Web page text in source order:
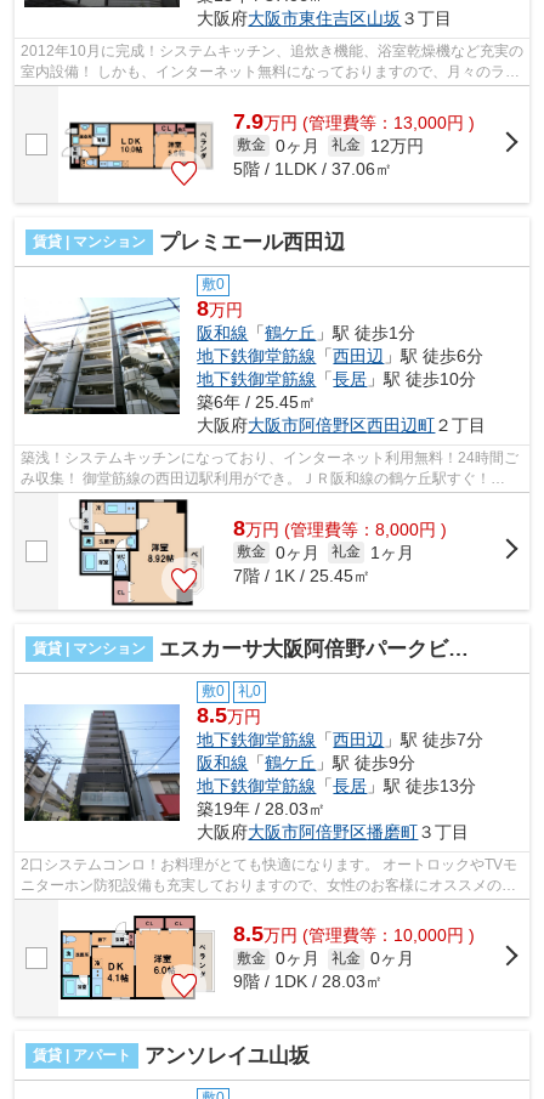
大阪府大阪市東住吉区山坂 ３丁目
2012年10月に完成！システムキッチン、追炊き機能、浴室乾燥機など充実の
室内設備！ しかも、インターネット無料になっておりますので、月々のラン
7.9万円 (管理費等：13,000円 )
敷金 0ヶ月 礼金
12万円
5階 / 1LDK / 37.06㎡
賃貸 | マンション プレミエール西田辺
敷0
8万円
阪和線 「鶴ケ丘 」駅 徒歩1分
地下鉄御堂筋線 「西田辺 」駅 徒歩6分
地下鉄御堂筋線 「長居 」駅 徒歩10分
築6年 / 25.45㎡
大阪府大阪市阿倍野区西田辺町２丁目
築浅！システムキッチンになっており、インターネット利用無料！24時間ご
み収集！ 御堂筋線の西田辺駅利用ができ。ＪＲ阪和線の鶴ケ丘駅すぐ！
■□■□■□■□■□■□■□■□■□■□■□■□■□■□■□■□■□■...
8万円 (管理費等：8,000円 )
敷金 0ヶ月 礼金
1ヶ月
7階 / 1K / 25.45㎡
賃貸 | マンション エスカーサ大阪阿倍野パークビュー
敷0 礼0
8.5万円
地下鉄御堂筋線 「西田辺 」駅 徒歩7分
阪和線 「鶴ケ丘 」駅 徒歩9分
地下鉄御堂筋線 「長居 」駅 徒歩13分
築19年 / 28.03㎡
大阪府大阪市阿倍野区播磨町３丁目
2口システムコンロ！お料理がとても快適になります。 オートロックやTVモ
ニターホン防犯設備も充実しておりますので、女性のお客様にオススメのお
部屋ですよ！ ■□■□■□■□■□■□■□■□■□■□...
8.5万円 (管理費等：10,000円 )
敷金 0ヶ月 礼金 0ヶ月
9階 / 1DK / 28.03㎡
賃貸 | アパート アンソレイユ山坂